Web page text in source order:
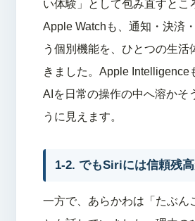
い体験」として包み直すとこ
Apple Watchも、通知・決済
う個別機能を、ひとつの生活
きました。Apple Intelligence
AIを日常の操作の中へ溶かそ
うに見えます。
1-2. でもSiriには信頼残
一方で、あらかわは「たぶん